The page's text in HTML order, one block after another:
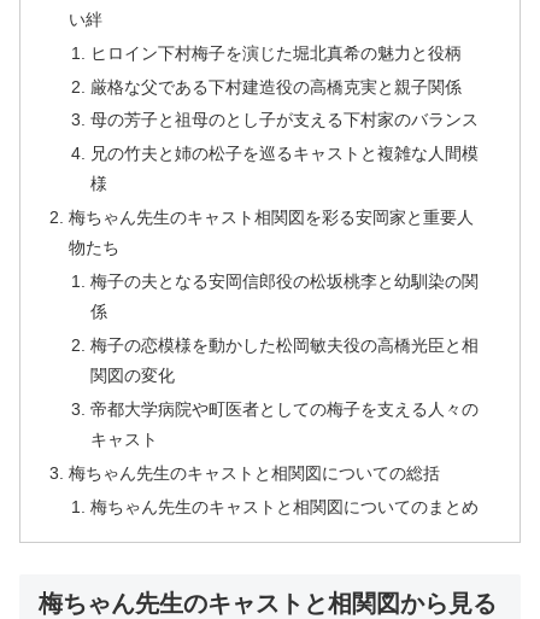
い絆
ヒロイン下村梅子を演じた堀北真希の魅力と役柄
厳格な父である下村建造役の高橋克実と親子関係
母の芳子と祖母のとし子が支える下村家のバランス
兄の竹夫と姉の松子を巡るキャストと複雑な人間模
様
梅ちゃん先生のキャスト相関図を彩る安岡家と重要人
物たち
梅子の夫となる安岡信郎役の松坂桃李と幼馴染の関
係
梅子の恋模様を動かした松岡敏夫役の高橋光臣と相
関図の変化
帝都大学病院や町医者としての梅子を支える人々の
キャスト
梅ちゃん先生のキャストと相関図についての総括
梅ちゃん先生のキャストと相関図についてのまとめ
梅ちゃん先生のキャストと相関図から見る